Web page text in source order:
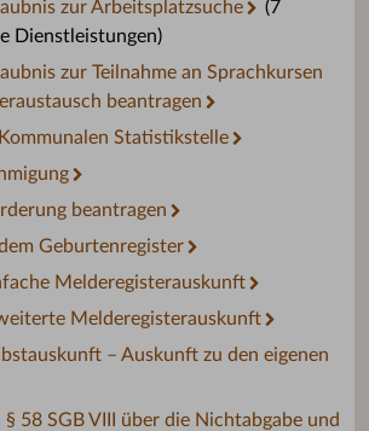
zur Arbeitsplatzsuche
(7
Dienstleistungen)
zur Teilnahme an Sprachkursen
beantragen
Statistikstelle
beantragen
Geburtenregister
Melderegisterauskunft
Melderegisterauskunft
– Auskunft zu den eigenen
58 SGB VIII über die Nichtabgabe und